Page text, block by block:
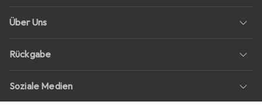
Über Uns
Rückgabe
Soziale Medien